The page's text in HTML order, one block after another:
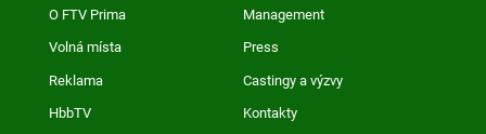
O FTV Prima Management
Volná místa Press
Reklama Castingy a výzvy
HbbTV Kontakty